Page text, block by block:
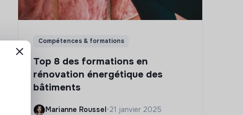
Compétences & formations
Top 8 des formations en
rénovation énergétique des
bâtiments
Marianne Roussel•21 janvier 2025